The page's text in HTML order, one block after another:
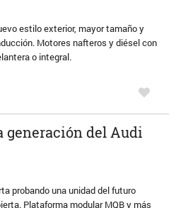
estilo exterior, mayor tamaño y
Motores nafteros y diésel con
o integral.
generación del Audi
probando una unidad del futuro
Plataforma modular MQB y más